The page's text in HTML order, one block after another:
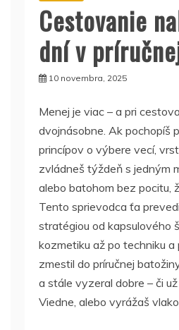
Cestovanie
dní v
10 novembra, 2025
Menej je viac – a pri
dvojnásobne. Ak pochopíš
princípov o výbere vecí,
zvládneš týždeň s jedným
alebo batohom bez pocitu,
Tento sprievodca ťa
stratégiou od kapsulového
kozmetiku až po techniku a
zmestil do príručnej
a stále vyzeral dobre – či
Viedne, alebo vyrážaš